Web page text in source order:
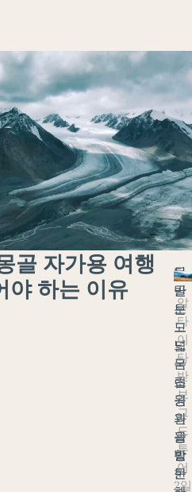
골 자가용 여행
야 하는 이유
타
반
보
고
드
국
립
공
원
을
방
문
몽
골
은
드
넓
은
초
원
과
광
활
한
알
타
이
타
반
보
그
드
투
어
2일